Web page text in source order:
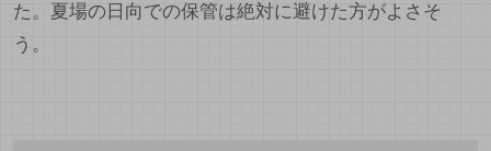
た。夏場の日向での保管は絶対に避けた方がよさそ
う。